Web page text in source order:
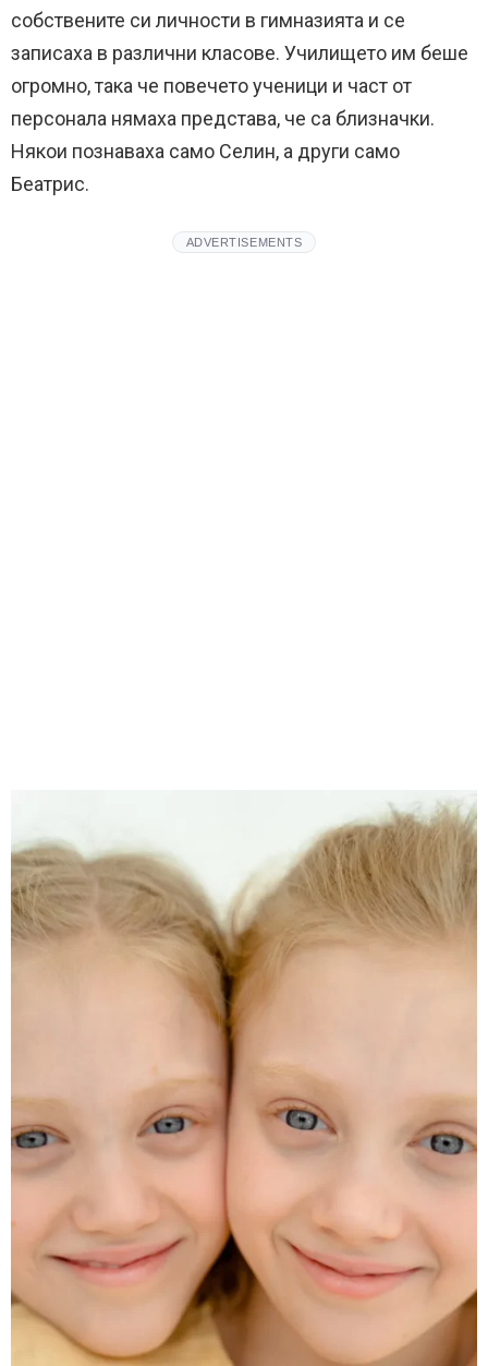
собствените си личности в гимназията и се
записаха в различни класове. Училището им беше
огромно, така че повечето ученици и част от
персонала нямаха представа, че са близначки.
Някои познаваха само Селин, а други само
Беатрис.
ADVERTISEMENTS